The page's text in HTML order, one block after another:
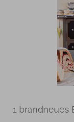
1 brandneues